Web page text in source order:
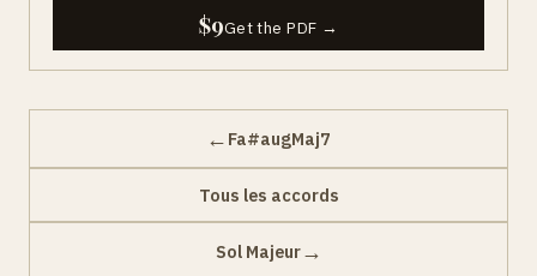
$9Get the PDF →
← Fa#augMaj7
Tous les accords
Sol Majeur→